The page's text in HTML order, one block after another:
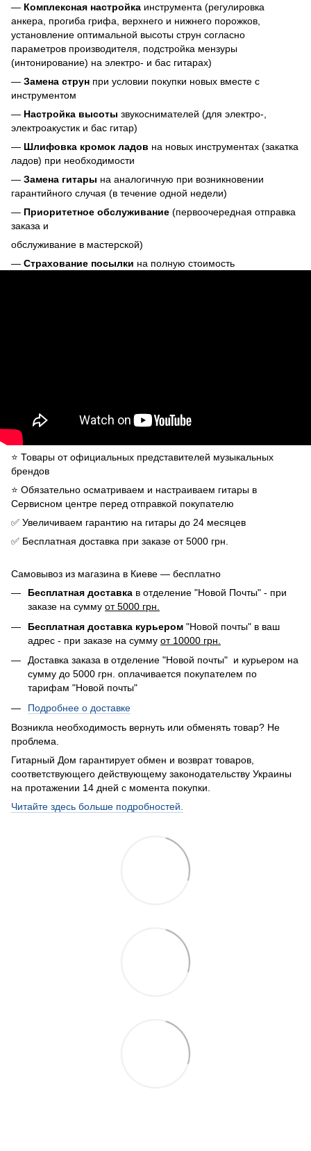
— Комплексная настройка инструмента (регулировка
анкера, прогиба грифа, верхнего и нижнего порожков,
установление оптимальной высоты струн согласно
параметров производителя, подстройка мензуры
(интонирование) на электро- и бас гитарах)
— Замена струн при условии покупки новых вместе с
инструментом
— Настройка высоты звукоснимателей (для электро-,
электроакустик и бас гитар)
— Шлифовка кромок ладов на новых инструментах (закатка
ладов) при необходимости
— Замена гитары на аналогичную при возникновении
гарантийного случая (в течение одной недели)
— Приоритетное обслуживание (первоочередная отправка
заказа и
обслуживание в мастерской)
— Страхование посылки на полную стоимость
⭐️ Товары от официальных представителей музыкальных
брендов
⭐️ Обязательно осматриваем и настраиваем гитары в
Сервисном центре перед отправкой покупателю
✅ Увеличиваем гарантию на гитары до 24 месяцев
✅ Бесплатная доставка при заказе от 5000 грн.
Самовывоз из магазина в Киеве — бесплатно
Бесплатная доставка в отделение "Новой Почты" - при
заказе на сумму от 5000 грн.
Бесплатная доставка курьером "Новой почты" в ваш
адрес - при заказе на сумму от 10000 грн.
Доставка заказа в отделение "Новой почты" и курьером на
сумму до 5000 грн. оплачивается покупателем по
тарифам "Новой почты"
Подробнее о доставке
Возникла необходимость вернуть или обменять товар? Не
проблема.
Гитарный Дом гарантирует обмен и возврат товаров,
соответствующего действующему законодательству Украины
на протажении 14 дней с момента покупки.
Читайте здесь больше подробностей.